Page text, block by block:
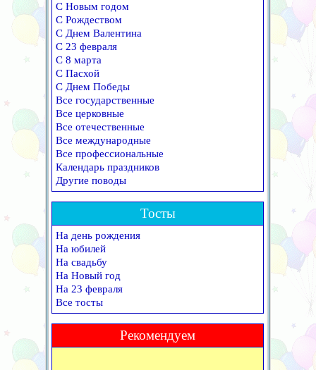
С Новым годом
С Рождеством
С Днем Валентина
С 23 февраля
С 8 марта
С Пасхой
С Днем Победы
Все государственные
Все церковные
Все отечественные
Все международные
Все профессиональные
Календарь праздников
Другие поводы
Тосты
На день рождения
На юбилей
На свадьбу
На Новый год
На 23 февраля
Все тосты
Рекомендуем